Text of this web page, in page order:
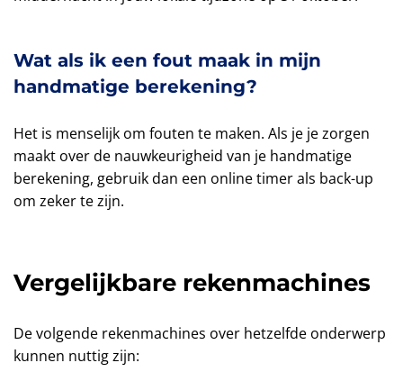
Wat als ik een fout maak in mijn
handmatige berekening?
Het is menselijk om fouten te maken. Als je je zorgen
maakt over de nauwkeurigheid van je handmatige
berekening, gebruik dan een online timer als back-up
om zeker te zijn.
Vergelijkbare rekenmachines
De volgende rekenmachines over hetzelfde onderwerp
kunnen nuttig zijn: